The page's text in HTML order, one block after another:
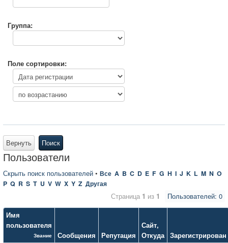
Группа:
Поле сортировки:
Вернуть Поиск
Пользователи
Скрыть поиск пользователей • Все A B C D E F G H I J K L M N O
P Q R S T U V W X Y Z Другая
Пользователей: 0
Страница 1 из 1
Имя
пользователя
Звание Сообщения Репутация
Сайт,
Откуда Зарегистрирован